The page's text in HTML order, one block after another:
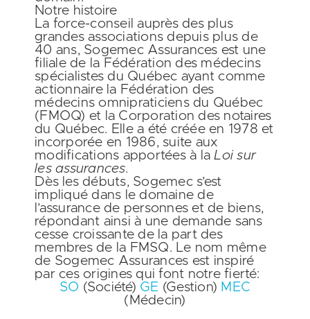
Notre histoire
La force-conseilauprès des plus
grandes associations depuis plus de
40 ans, Sogemec Assurances est une
filiale de la Fédération des médecins
spécialistes du Québec ayant comme
actionnaire la Fédération des
médecins omnipraticiens du Québec
(FMOQ) et la Corporation des notaires
du Québec. Elle a été créée en 1978 et
incorporée en 1986, suite aux
modifications apportées à laLoi sur
les assurances.
Dès les débuts, Sogemec s’est
impliqué dans le domaine de
l’assurance de personnes et de biens,
répondant ainsi à une demande sans
cesse croissante de la part des
membres de la FMSQ. Le nom même
de Sogemec Assurances est inspiré
par ces origines qui font notre fierté:
SO (Société) GE (Gestion) MEC
(Médecin)